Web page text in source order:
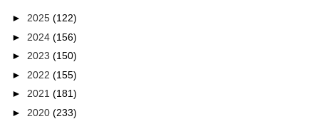
► 2025 (122)
► 2024 (156)
► 2023 (150)
► 2022 (155)
► 2021 (181)
► 2020 (233)